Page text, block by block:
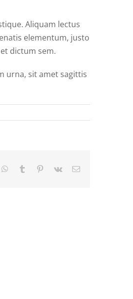
Aliquam lectus
elementum, justo
dictum sem.
urna, sit amet sagittis
WhatsApp
Tumblr Pinterest
Vk Email